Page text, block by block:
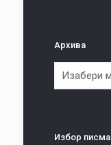
Архива
Избор писма